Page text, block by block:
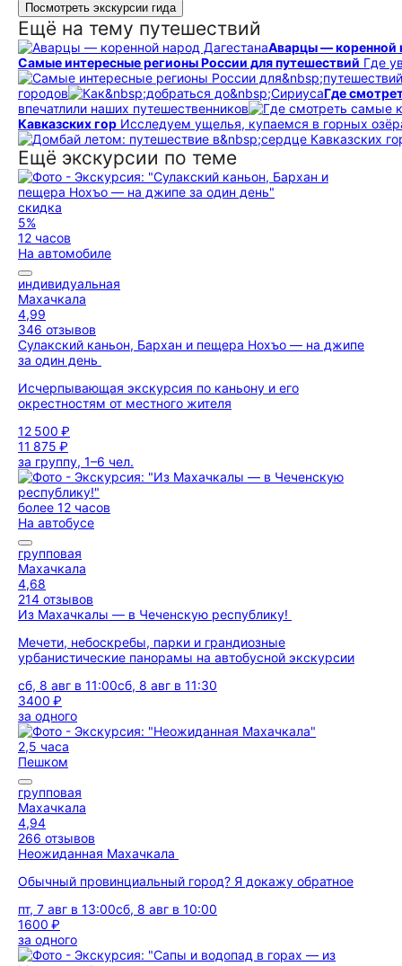
Посмотреть экскурсии гида
Ещё на тему путешествий
Аварцы — коренной
Самые интересные регионы России для путешествий Где
городов
Где
впечатлили наших путешественников
Кавказских гор Исследуем ущелья, купаемся в горных
Ещё экскурсии по теме
скидка
5%
12 часов
На автомобиле
индивидуальная
Махачкала
4,99
346 отзывов
Сулакский каньон, Бархан и пещера Нохъо — на джипе
за один день
Исчерпывающая экскурсия по каньону и его
окрестностям от местного жителя
12 500 ₽
11 875 ₽
за группу, 1–6 чел.
более 12 часов
На автобусе
групповая
Махачкала
4,68
214 отзывов
Из Махачкалы — в Чеченскую республику!
Мечети, небоскребы, парки и грандиозные
урбанистические панорамы на автобусной экскурсии
сб, 8 авг в 11:00сб, 8 авг в 11:30
3400 ₽
за одного
2,5 часа
Пешком
групповая
Махачкала
4,94
266 отзывов
Неожиданная Махачкала
Обычный провинциальный город? Я докажу обратное
пт, 7 авг в 13:00сб, 8 авг в 10:00
1600 ₽
за одного